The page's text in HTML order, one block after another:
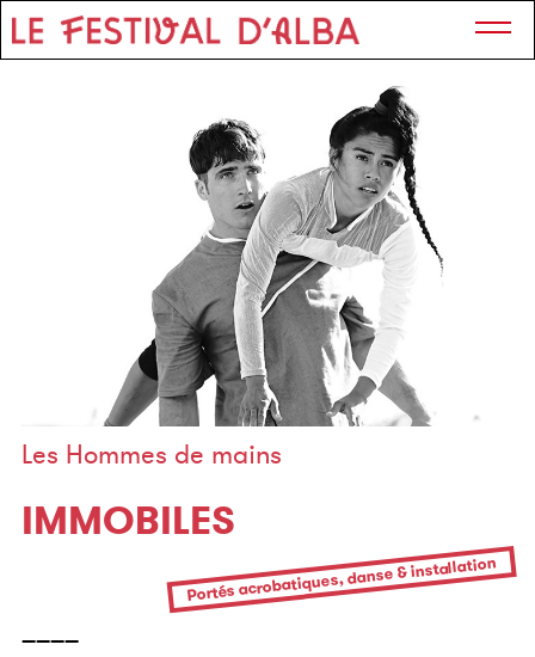
Les Hommes de mains
IMMOBILES
Portés acrobatiques, danse & installation
____